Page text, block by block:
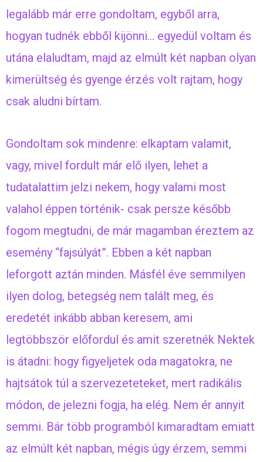
legalább már erre gondoltam, egyből arra,
hogyan tudnék ebből kijönni… egyedül voltam és
utána elaludtam, majd az elmúlt két napban olyan
kimerültség és gyenge érzés volt rajtam, hogy
csak aludni bírtam.
Gondoltam sok mindenre: elkaptam valamit,
vagy, mivel fordult már elő ilyen, lehet a
tudatalattim jelzi nekem, hogy valami most
valahol éppen történik- csak persze később
fogom megtudni, de már magamban éreztem az
esemény “fajsúlyát”. Ebben a két napban
leforgott aztán minden. Másfél éve semmilyen
ilyen dolog, betegség nem talált meg, és
eredetét inkább abban keresem, ami
legtöbbször előfordul és amit szeretnék Nektek
is átadni: hogy figyeljetek oda magatokra, ne
hajtsátok túl a szervezeteteket, mert radikális
módon, de jelezni fogja, ha elég. Nem ér annyit
semmi. Bár több programból kimaradtam emiatt
az elmúlt két napban, mégis úgy érzem, semmi